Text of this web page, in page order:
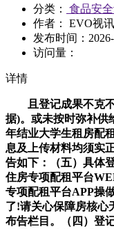
分类：
食品安
作者： EVO视
发布时间：
访问量：
详情
且登记成果不克不
据)。或未按时弥补供
年结业大学生租房配
息及上传材料均须实
告如下：（五）具体
住房专项配租平台
专项配租平台APP操
了!请关心保障房核心
布告栏目。（四）登